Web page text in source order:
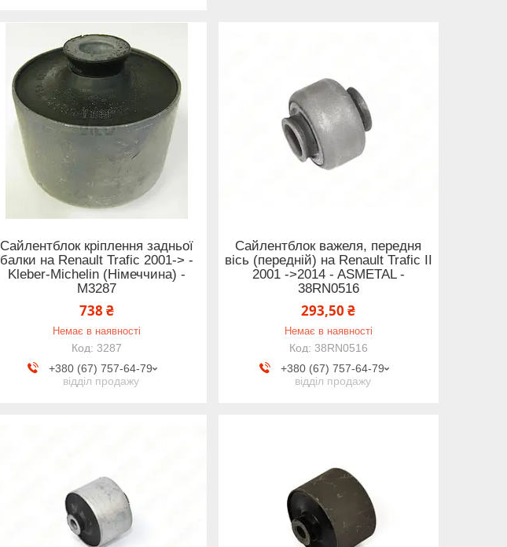
Сайлентблок кріплення задньої
балки на Renault Trafic 2001-> -
Kleber-Michelin (Німеччина) -
M3287
738 ₴
Немає в наявності
3287
+380 (67) 757-64-79
відділ продажу
Сайлентблок важеля, передня
вісь (передній) на Renault Trafic II
2001 ->2014 - ASMETAL -
38RN0516
293,50 ₴
Немає в наявності
38RN0516
+380 (67) 757-64-79
відділ продажу